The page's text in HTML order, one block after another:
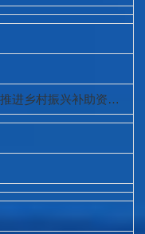
噶尔县关于下达2023年中央财政衔接推进乡村振兴补助资金(第二批）的公示公告